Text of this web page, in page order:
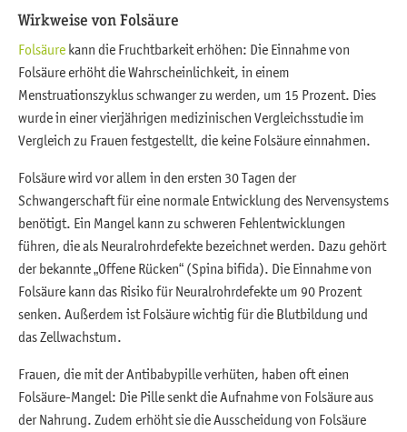
Wirkweise von Folsäure
Folsäure kann die Fruchtbarkeit erhöhen: Die Einnahme von
Folsäure erhöht die Wahrscheinlichkeit, in einem
Menstruationszyklus schwanger zu werden, um 15 Prozent. Dies
wurde in einer vierjährigen medizinischen Vergleichsstudie im
Vergleich zu Frauen festgestellt, die keine Folsäure einnahmen.
Folsäure wird vor allem in den ersten 30 Tagen der
Schwangerschaft für eine normale Entwicklung des Nervensystems
benötigt. Ein Mangel kann zu schweren Fehlentwicklungen
führen, die als Neuralrohrdefekte bezeichnet werden. Dazu gehört
der bekannte „Offene Rücken“ (Spina bifida). Die Einnahme von
Folsäure kann das Risiko für Neuralrohrdefekte um 90 Prozent
senken. Außerdem ist Folsäure wichtig für die Blutbildung und
das Zellwachstum.
Frauen, die mit der Antibabypille verhüten, haben oft einen
Folsäure-Mangel: Die Pille senkt die Aufnahme von Folsäure aus
der Nahrung. Zudem erhöht sie die Ausscheidung von Folsäure